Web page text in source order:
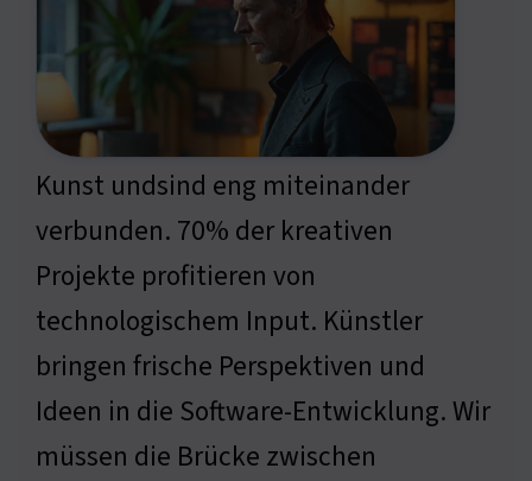
Kunst undsind eng miteinander
verbunden. 70% der kreativen
Projekte profitieren von
technologischem Input. Künstler
bringen frische Perspektiven und
Ideen in die Software-Entwicklung. Wir
müssen die Brücke zwischen